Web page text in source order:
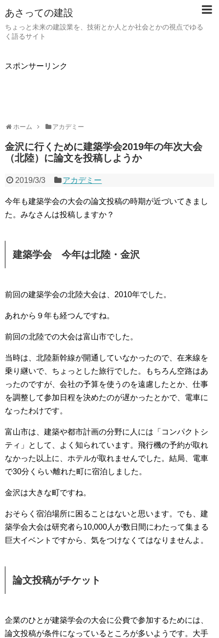
あさっての建設
ちょっと未来の建設業を、技術とか人とか社会とかの視点でゆる
く語るサイト
スポンサーリンク
ホーム アカデミー
金沢に行くために建築学会2019年の年次大会
（北陸）に論文を投稿しようか
2019/3/3 アカデミー
今年も建築学会の大会の論文投稿の時期が近づいてきまし
た。みなさんは投稿しますか？
建築学会 今年は北陸・金沢
前回の建築学会の北陸大会は、2010年でした。
あれから９年も経つんですね。
前回の北陸での大会は富山市でした。
当時は、北陸新幹線が開通していなかったので、在来線を
乗り継いで、ちょっとした旅行でした。もちろん空路はあ
ったのですが、会社の予算を使うのを遠慮したとか、仕事
を調整して参加日程を決めたのが遅かったとかで、電車に
なったわけです。
富山市は、建築や都市計画の分野に人には「コンパクトシ
ティ」として、よく知られています。飛行機の予約が取れ
なかった以上に、ホテルが取れませんでした。結局、電車
で30分くらい離れた町に宿泊しました。
金沢は大きな町ですね。
おそらく宿泊場所に困ることはないと思います。でも、建
築学会大会は研究者ら10,000人が数日間にわたって集まる
巨大イベントですから、気をつけなくてはなりませんよ。
論文投稿がチケット
企業のひとが建築学会の大会に公費で参加するためには、
論文投稿が条件になっているところが多いようです。大手